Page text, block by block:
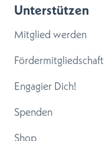
Unterstützen
Mitglied werden
Fördermitgliedschaft
Engagier Dich!
Spenden
Shop